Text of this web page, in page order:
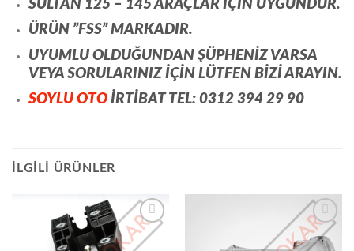
SULTAN 125 – 145 ARAÇLAR İÇİN UYGUNDUR.
ÜRÜN ”FSS” MARKADIR.
UYUMLU OLDUĞUNDAN ŞÜPHENİZ VARSA
VEYA SORULARINIZ İÇİN LÜTFEN BİZİ ARAYIN.
SOYLU OTOİRTİBAT TEL: 0312 394 29 90
İLGILI ÜRÜNLER